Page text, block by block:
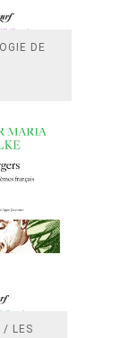
DE
/ LES